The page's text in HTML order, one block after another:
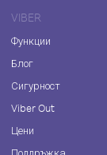
VIBER
Функции
Блог
Сигурност
Viber Out
Цени